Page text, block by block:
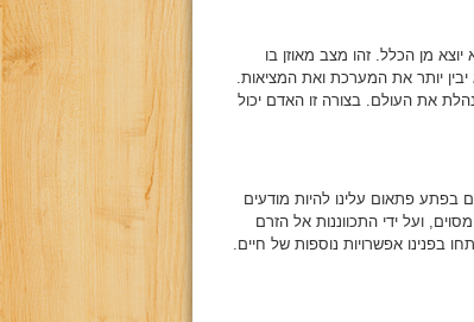
מן הכלל. זהו מצב מאוזן בו
יותר את המערכת ואת המציאות.
את העולם. בצורה זו האדם יכול
בפתע פתאום עלינו להיות מודעים
ועל ידי התכווננות אל הזרם
בפנינו אפשרויות נוספות של חיים.